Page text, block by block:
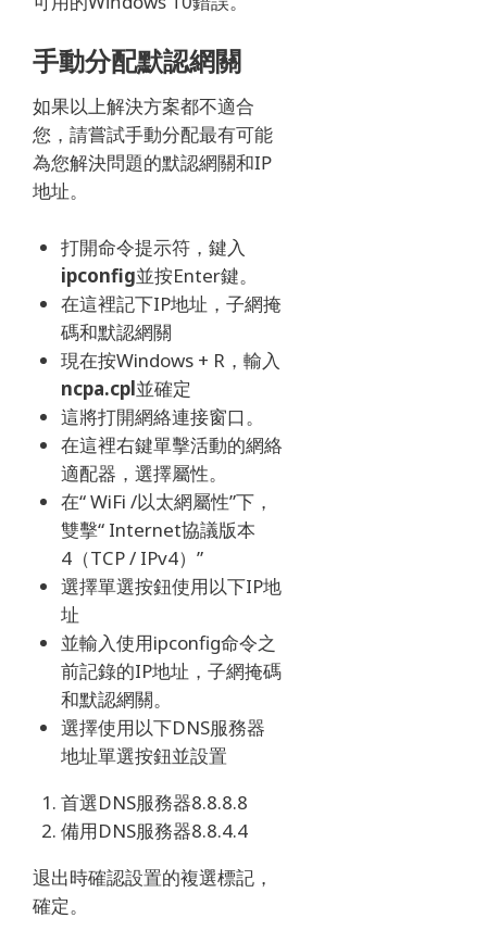
手動分配默認網關
如果以上解決方案都不適合
您，請嘗試手動分配最有可能
為您解決問題的默認網關和IP
地址。
打開命令提示符，鍵入
ipconfig並按Enter鍵。
在這裡記下IP地址，子網掩
碼和默認網關
現在按Windows + R，輸入
ncpa.cpl並確定
這將打開網絡連接窗口。
在這裡右鍵單擊活動的網絡
適配器，選擇屬性。
在“ WiFi /以太網屬性”下，
雙擊“ Internet協議版本
4（TCP / IPv4）”
選擇單選按鈕使用以下IP地
址
並輸入使用ipconfig命令之
前記錄的IP地址，子網掩碼
和默認網關。
選擇使用以下DNS服務器
地址單選按鈕並設置
首選DNS服務器8.8.8.8
備用DNS服務器8.8.4.4
退出時確認設置的複選標記，
確定。